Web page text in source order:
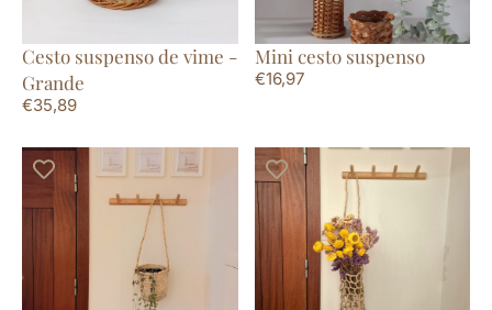
Cesto suspenso de vime -
Grande
€35,89
Mini cesto suspenso
€16,97